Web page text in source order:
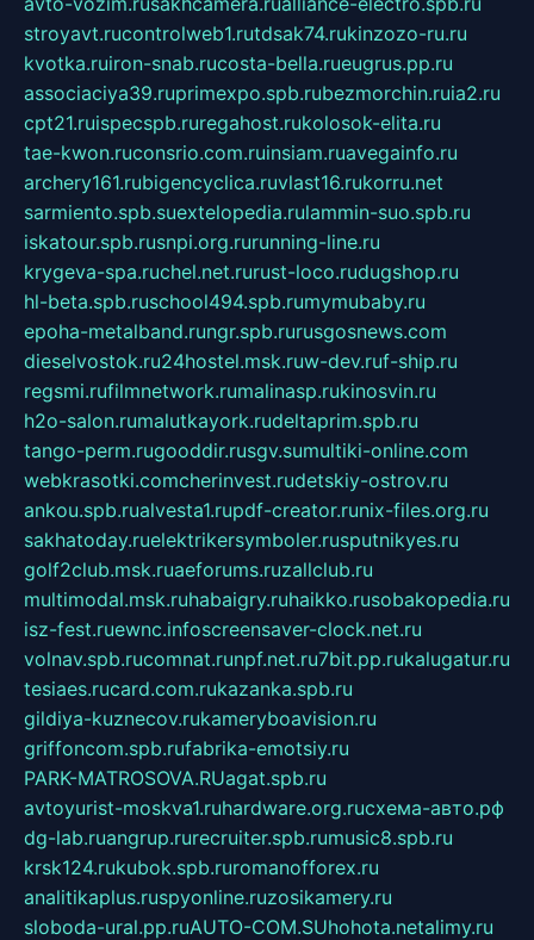
stroyavt.rucontrolweb1.rutdsak74.rukinzozo-ru.ru
kvotka.ruiron-snab.rucosta-bella.rueugrus.pp.ru
associaciya39.ruprimexpo.spb.rubezmorchin.ruia2.ru
cpt21.ruispecspb.ruregahost.rukolosok-elita.ru
tae-kwon.ruconsrio.com.ruinsiam.ruavegainfo.ru
archery161.rubigencyclica.ruvlast16.rukorru.net
sarmiento.spb.suextelopedia.rulammin-suo.spb.ru
iskatour.spb.rusnpi.org.rurunning-line.ru
krygeva-spa.ruchel.net.rurust-loco.rudugshop.ru
hl-beta.spb.ruschool494.spb.rumymubaby.ru
epoha-metalband.rungr.spb.rurusgosnews.com
dieselvostok.ru24hostel.msk.ruw-dev.ruf-ship.ru
regsmi.rufilmnetwork.rumalinasp.rukinosvin.ru
h2o-salon.rumalutkayork.rudeltaprim.spb.ru
tango-perm.rugooddir.rusgv.sumultiki-online.com
webkrasotki.comcherinvest.rudetskiy-ostrov.ru
ankou.spb.rualvesta1.rupdf-creator.runix-files.org.ru
sakhatoday.ruelektrikersymboler.rusputnikyes.ru
golf2club.msk.ruaeforums.ruzallclub.ru
multimodal.msk.ruhabaigry.ruhaikko.rusobakopedia.ru
isz-fest.ruewnc.infoscreensaver-clock.net.ru
volnav.spb.rucomnat.runpf.net.ru7bit.pp.rukalugatur.ru
tesiaes.rucard.com.rukazanka.spb.ru
gildiya-kuznecov.rukameryboavision.ru
griffoncom.spb.rufabrika-emotsiy.ru
PARK-MATROSOVA.RUagat.spb.ru
avtoyurist-moskva1.ruhardware.org.ruсхема-авто.рф
dg-lab.ruangrup.rurecruiter.spb.rumusic8.spb.ru
krsk124.rukubok.spb.ruromanofforex.ru
analitikaplus.ruspyonline.ruzosikamery.ru
sloboda-ural.pp.ruAUTO-COM.SUhohota.netalimy.ru